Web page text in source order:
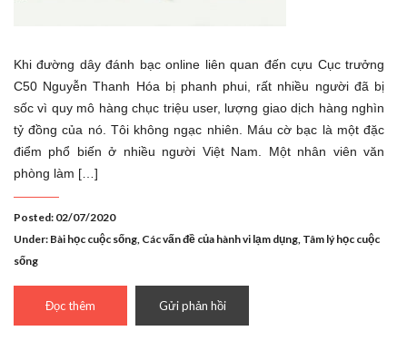
Khi đường dây đánh bạc online liên quan đến cựu Cục trưởng
C50 Nguyễn Thanh Hóa bị phanh phui, rất nhiều người đã bị
sốc vì quy mô hàng chục triệu user, lượng giao dịch hàng nghìn
tỷ đồng của nó. Tôi không ngạc nhiên. Máu cờ bạc là một đặc
điểm phổ biến ở nhiều người Việt Nam. Một nhân viên văn
phòng làm […]
Posted: 02/07/2020
Under: Bài học cuộc sống, Các vấn đề của hành vi lạm dụng, Tâm lý học cuộc
sống
Đọc thêm Gửi phản hồi